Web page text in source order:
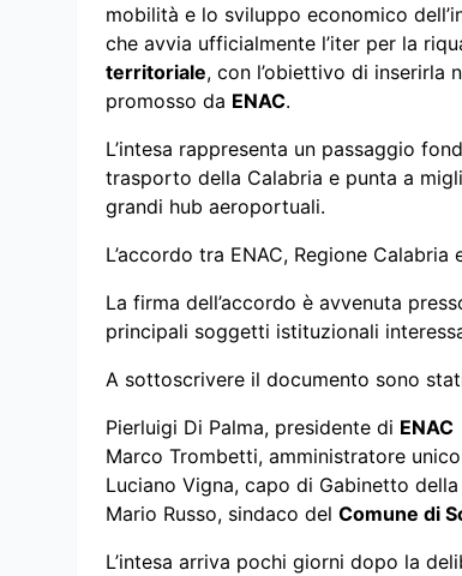
mobilità e lo sviluppo economico
che avvia ufficialmente l’iter per la
territoriale, con l’obiettivo di inserirla
promosso da ENAC.
L’intesa rappresenta un passaggio
trasporto della Calabria e punta a
grandi hub aeroportuali.
L’accordo tra ENAC, Regione Calabria
La firma dell’accordo è avvenuta
principali soggetti istituzionali
A sottoscrivere il documento sono
Pierluigi Di Palma, presidente di ENAC
Marco Trombetti, amministratore
Luciano Vigna, capo di Gabinetto della
Mario Russo, sindaco del Comune di
L’intesa arriva pochi giorni dopo la